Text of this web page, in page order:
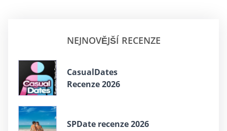
NEJNOVĚJŠÍ RECENZE
СasualDates
Recenze 2026
SPDate recenze 2026